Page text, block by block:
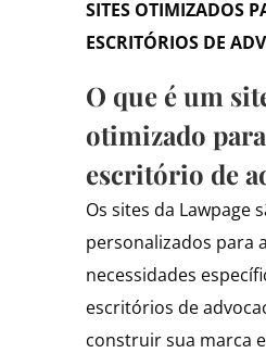
SITES OTIMIZADOS
ESCRITÓRIOS DE
O que é um
otimizado para
escritório de
Os sites da Lawpage
personalizados para
necessidades
escritórios de
construir sua marca